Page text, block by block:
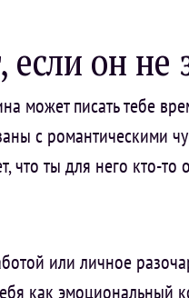
он не
может писать тебе
с романтическими
что ты для него кто-
или личное
как эмоциональный